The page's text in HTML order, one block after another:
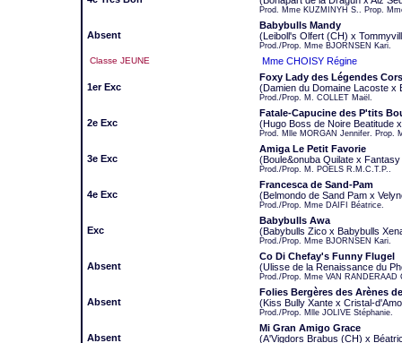
Prod. Mme KUZMINYH S.. Prop.
Absent
Babybulls Mandy
(Leiboll's Olfert (CH) x
Prod./Prop. Mme BJORNSEN Kari.
Classe JEUNE Mme CHOISY Régine
1er Exc
Foxy Lady des Légendes
(Damien du Domaine Lacoste x
Prod./Prop. M. COLLET Maël.
2e Exc
Fatale-Capucine des P'tits
(Hugo Boss de Noire Beatitude
Prod. Mlle MORGAN Jennifer. Prop.
3e Exc
Amiga Le Petit Favorie
(Boule&onuba Quilate x
Prod./Prop. M. POELS R.M.C.T.P..
4e Exc
Francesca de Sand-Pam
(Belmondo de Sand Pam x
Prod./Prop. Mme DAIFI Béatrice.
Exc
Babybulls Awa
(Babybulls Zico x Babybulls
Prod./Prop. Mme BJORNSEN Kari.
Absent
Co Di Chefay's Funny Flugel
(Ulisse de la Renaissance du
Prod./Prop. Mme VAN RANDERAAD
Absent
Folies Bergères des Arènes
(Kiss Bully Xante x Cristal-
Prod./Prop. Mlle JOLIVE Stéphanie.
Absent
Mi Gran Amigo Grace
(A'Vigdors Brabus (CH) x